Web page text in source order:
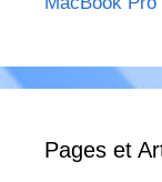
Pages et